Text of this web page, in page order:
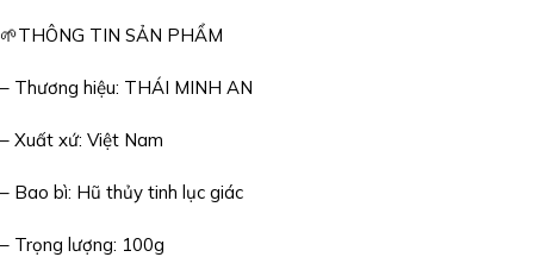
🌱THÔNG TIN SẢN PHẨM
– Thương hiệu: THÁI MINH AN
– Xuất xứ: Việt Nam
– Bao bì: Hũ thủy tinh lục giác
– Trọng lượng: 100g